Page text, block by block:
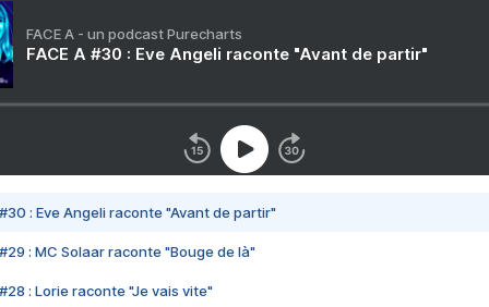
FACE A - un podcast Purecharts
FACE A #30 : Eve Angeli raconte "Avant de partir"
#30 : Eve Angeli raconte "Avant de partir"
#29 : MC Solaar raconte "Bouge de là"
#28 : Lorie raconte "Je vais vite"